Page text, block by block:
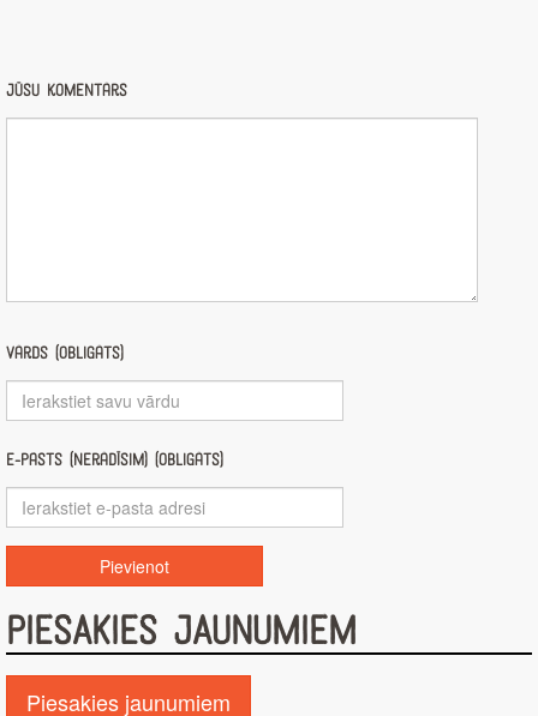
Jūsu komentārs
Vārds (obligāts)
E-pasts (nerādīsim) (obligāts)
PIESAKIES JAUNUMIEM
Piesakies jaunumiem